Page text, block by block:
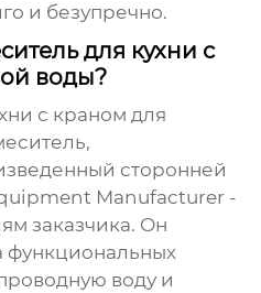
и безупречно.
для кухни с
воды?
с краном для
сторонней
Manufacturer -
заказчика. Он
функциональных
воду и